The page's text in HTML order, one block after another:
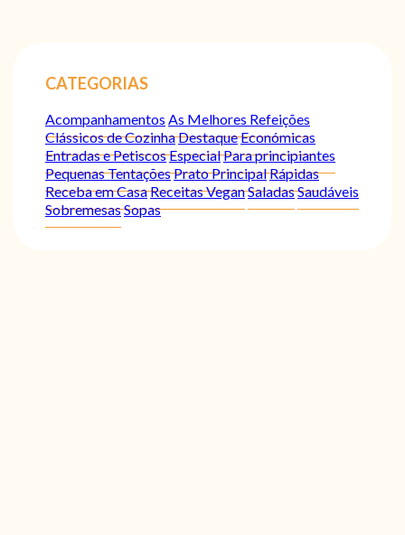
CATEGORIAS
Acompanhamentos As Melhores Refeições
Clássicos de CozinhaDestaqueEconómicas
Entradas e PetiscosEspecialPara principiantes
Pequenas TentaçõesPrato PrincipalRápidas
Receba em CasaReceitas VeganSaladasSaudáveis
SobremesasSopas